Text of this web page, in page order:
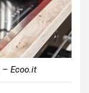
– Ecoo.it